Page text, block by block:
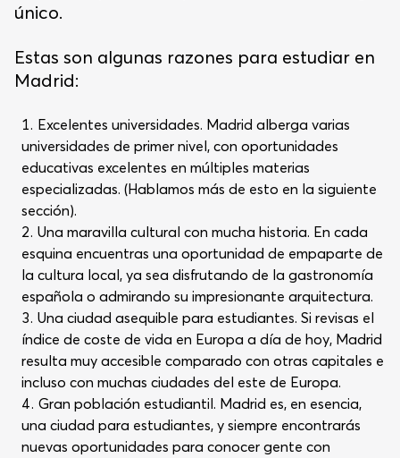
único.
Estas son algunas razones para estudiar en
Madrid:
Excelentes universidades. Madrid alberga varias
universidades de primer nivel, con oportunidades
educativas excelentes en múltiples materias
especializadas. (Hablamos más de esto en la siguiente
sección).
Una maravilla cultural con mucha historia. En cada
esquina encuentras una oportunidad de empaparte de
la cultura local, ya sea disfrutando de la gastronomía
española o admirando su impresionante arquitectura.
Una ciudad asequible para estudiantes. Si revisas el
índice de coste de vida en Europa a día de hoy, Madrid
resulta muy accesible comparado con otras capitales e
incluso con muchas ciudades del este de Europa.
Gran población estudiantil. Madrid es, en esencia,
una ciudad para estudiantes, y siempre encontrarás
nuevas oportunidades para conocer gente con